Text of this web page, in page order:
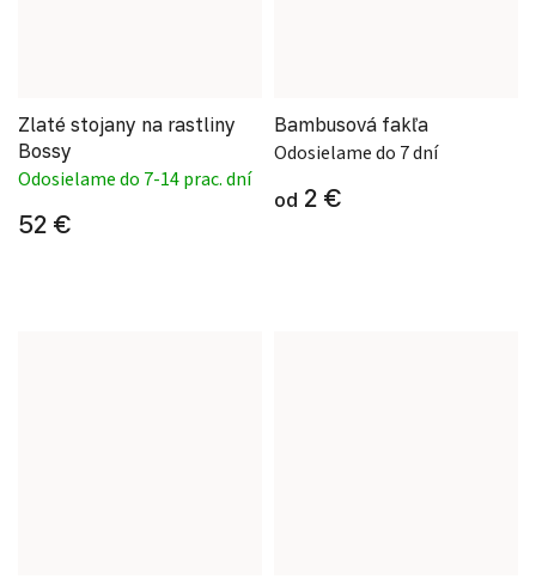
Zlaté stojany na rastliny
Bossy
Odosielame do 7-14 prac. dní
52 €
Bambusová fakľa
Odosielame do 7 dní
od 2 €